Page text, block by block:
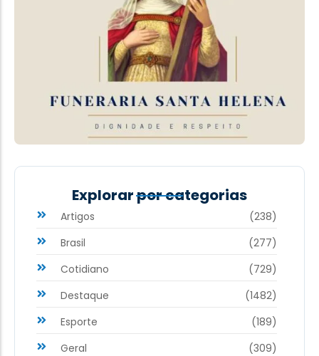
Explorar por categorias
Artigos
(238)
Brasil
(277)
Cotidiano
(729)
Destaque
(1482)
Esporte
(189)
Geral
(309)